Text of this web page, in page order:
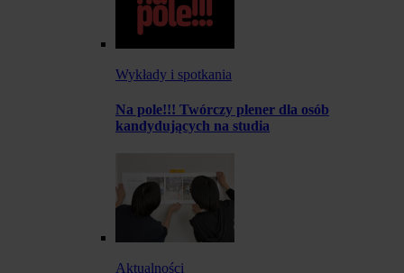
Wykłady i spotkania
Na pole!!! Twórczy plener dla osób
kandydujących na studia
Aktualności